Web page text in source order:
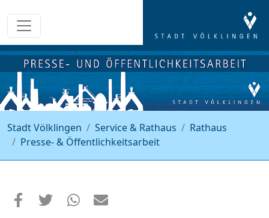
Stadt Völklingen Service & Rathaus
Rathaus
Presse- & Öffentlichkeitsarbeit